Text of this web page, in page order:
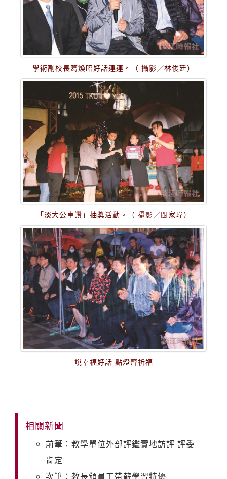
學術副校長葛煥昭好話連連。（ 攝影／林俊廷）
「淡大公車讚」抽獎活動。（ 攝影／閩家瑋）
說幸福好話 點燈齊祈福
相關新聞
前筆：教學單位外部評鑑實地訪評 評委
肯定
次筆：教長頒員工帶薪學習特優